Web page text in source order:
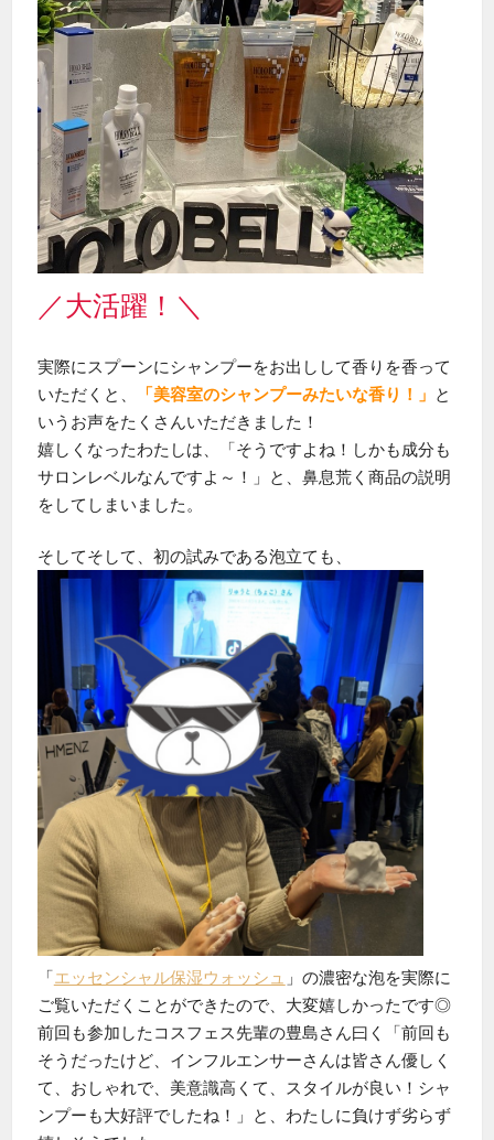
／大活躍！＼
実際にスプーンにシャンプーをお出しして香りを香って
いただくと、
「美容室のシャンプーみたいな香り！」
と
いうお声をたくさんいただきました！
嬉しくなったわたしは、「そうですよね！しかも成分も
サロンレベルなんですよ～！」と、鼻息荒く商品の説明
をしてしまいました。
そしてそして、初の試みである泡立ても、
「エッセンシャル保湿ウォッシュ 」の濃密な泡を実際に
ご覧いただくことができたので、大変嬉しかったです◎
前回も参加したコスフェス先輩の豊島さん曰く「前回も
そうだったけど、インフルエンサーさんは皆さん優しく
て、おしゃれで、美意識高くて、スタイルが良い！シャ
ンプーも大好評でしたね！」と、わたしに負けず劣らず